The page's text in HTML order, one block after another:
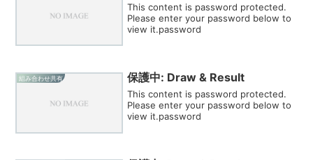
This content is password protected.
Please enter your password below to
view it.password
組み合わせ共有 保護中: Draw & Result
This content is password protected.
Please enter your password below to
view it.password